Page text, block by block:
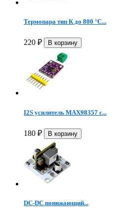
Термопара тип К до 800 °C...
220 ₽
I2S усилитель MAX98357 с...
180 ₽
DC-DC понижающий...